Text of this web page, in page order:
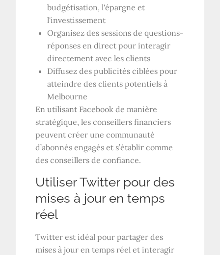
budgétisation, l'épargne et
l'investissement
Organisez des sessions de questions-
réponses en direct pour interagir
directement avec les clients
Diffusez des publicités ciblées pour
atteindre des clients potentiels à
Melbourne
En utilisant Facebook de manière
stratégique, les conseillers financiers
peuvent créer une communauté
d’abonnés engagés et s’établir comme
des conseillers de confiance.
Utiliser Twitter pour des
mises à jour en temps
réel
Twitter est idéal pour partager des
mises à jour en temps réel et interagir